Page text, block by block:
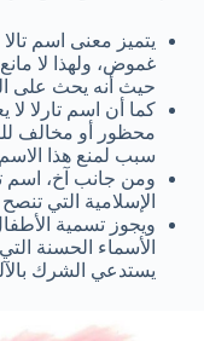
يتميز معنى اسم
غموض، ولهذا لا
حيث أنه يحث على
كما أن اسم تارلا لا
محظور أو مخالف
سبب لمنع هذا
ومن جانب آخ، اسم
الإسلامية التي
ويجوز تسمية
الأسماء الحسنة
يستدعي الشرك